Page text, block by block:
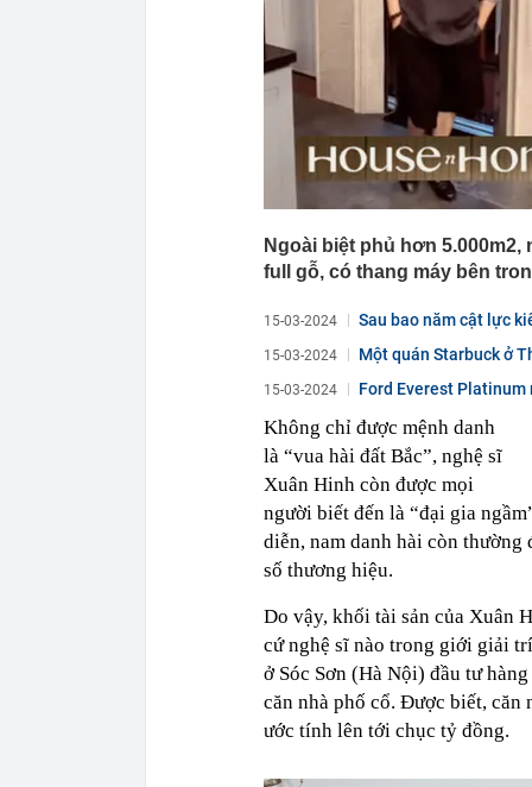
20:45
Tờ báo năm
xinh: Ngoài
Bắt Lê
20:43
Ukraine tăng
diễn ra ở một
20:38
Khi nào chạy
Ngoài biệt phủ hơn
full gỗ, có thang máy bên
15-03-2024 Sau bao năm cật lực
15-03-2024 Một quán Starbuck ở
15-03-2024 Ford Everest
Không chỉ được mệnh danh
là “vua hài đất Bắc”, nghệ sĩ
Xuân Hinh còn được mọi
người biết đến là “đại gia
diễn, nam danh hài còn
số thương hiệu.
Do vậy, khối tài sản của Xuân
cứ nghệ sĩ nào trong giới giải
ở Sóc Sơn (Hà Nội) đầu tư
căn nhà phố cổ. Được biết,
ước tính lên tới chục tỷ đồng.